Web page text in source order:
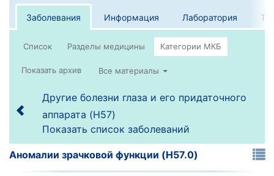
Заболевания Информация Лаборатория
Список
Все материалы
Другие болезни глаза и его придаточного
аппарата (H57)
Показать список заболеваний
Аномалии зрачковой функции (H57.0)